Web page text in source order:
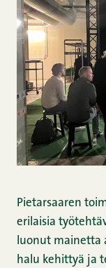
Pietarsaaren
erilaisia
luonut mainetta
halu kehittyä ja